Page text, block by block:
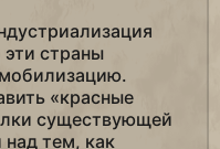
страны
«красные
существующей
тем, как